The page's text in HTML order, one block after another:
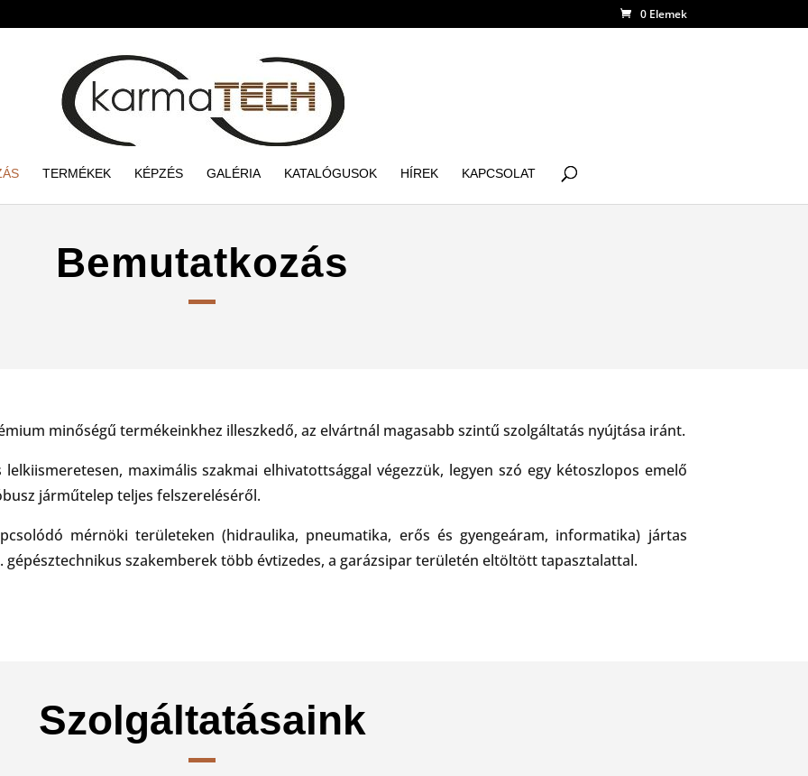
0 Elemek
TERMÉKEK KÉPZÉS GALÉRIA KATALÓGUSOK HÍREK KAPCSOLAT
Bemutatkozás
minőségű termékeinkhez illeszkedő, az elvártnál magasabb szintű szolgáltatás nyújtása iránt.
maximális szakmai elhivatottsággal végezzük, legyen szó egy kétoszlopos emelő
járműtelep teljes felszereléséről.
mérnöki területeken (hidraulika, pneumatika, erős és gyengeáram, informatika) jártas
gépésztechnikus szakemberek több évtizedes, a garázsipar területén eltöltött tapasztalattal.
Szolgáltatásaink